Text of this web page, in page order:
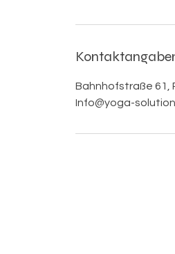
Bahnhofstraße 61,
Info@yoga-